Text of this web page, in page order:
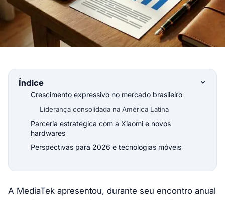
Índice
Crescimento expressivo no mercado brasileiro
Liderança consolidada na América Latina
Parceria estratégica com a Xiaomi e novos
hardwares
Perspectivas para 2026 e tecnologias móveis
A MediaTek apresentou, durante seu encontro anual